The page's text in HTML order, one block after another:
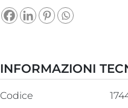
INFORMAZIONI
Codice